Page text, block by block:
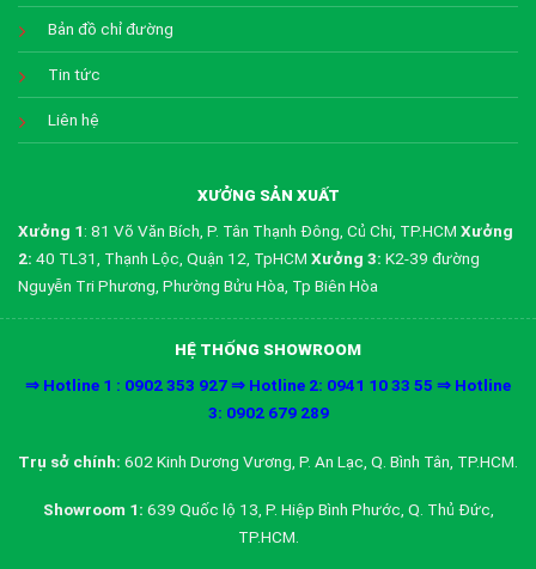
Bản đồ chỉ đường
Tin tức
Liên hệ
XƯỞNG SẢN XUẤT
Xưởng 1: 81 Võ Văn Bích, P. Tân Thạnh Đông, Củ Chi, TP.HCM Xưởng
2: 40 TL31, Thạnh Lộc, Quận 12, TpHCM Xưởng 3: K2-39 đường
Nguyễn Tri Phương, Phường Bửu Hòa, Tp Biên Hòa
HỆ THỐNG SHOWROOM
⇒ Hotline 1 : 0902 353 927 ⇒ Hotline 2: 0941 10 33 55 ⇒ Hotline
3: 0902 679 289
Trụ sở chính: 602 Kinh Dương Vương, P. An Lạc, Q. Bình Tân, TP.HCM.
Showroom 1: 639 Quốc lộ 13, P. Hiệp Bình Phước, Q. Thủ Đức,
TP.HCM.